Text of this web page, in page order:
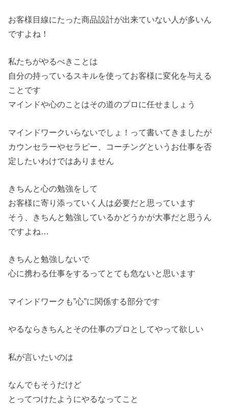
お客様目線にたった商品設計が出来ていない人が多いん
ですよね！
私たちがやるべきことは
自分の持っているスキルを使ってお客様に変化を与える
ことです
マインドや心のことはその道のプロに任せましょう
マインドワークいらないでしょ！って書いてきましたが
カウンセラーやセラピー、コーチングというお仕事を否
定したいわけではありません
きちんと心の勉強をして
お客様に寄り添っていく人は必要だと思っています
そう、きちんと勉強しているかどうかが大事だと思うん
ですよね…
きちんと勉強しないで
心に携わる仕事をするってとても危ないと思います
マインドワークも”心”に関係する部分です
やるならきちんとその仕事のプロとしてやって欲しい
私が言いたいのは
なんでもそうだけど
とってつけたようにやるなってこと